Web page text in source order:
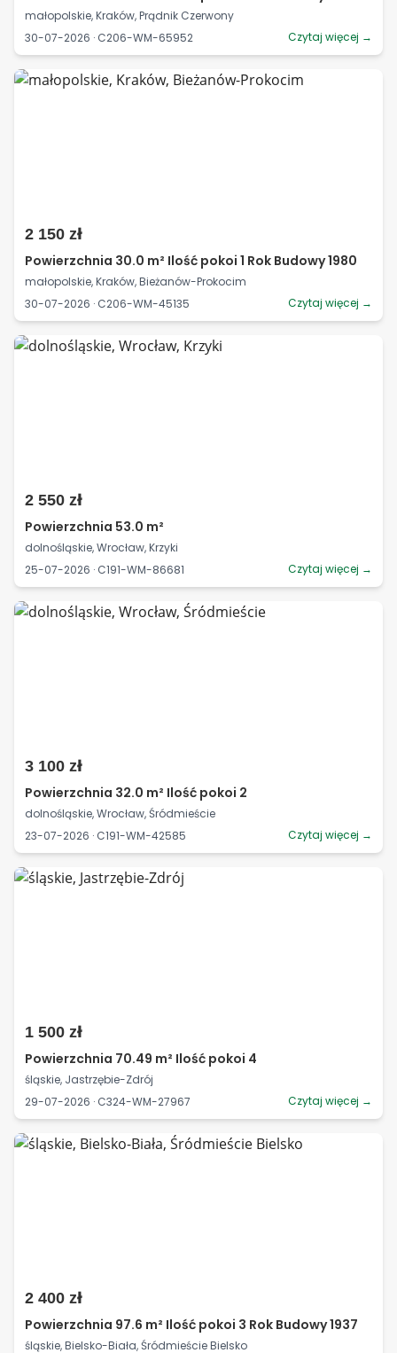
małopolskie, Kraków, Prądnik Czerwony
30-07-2026 · C206-WM-65952
Czytaj więcej →
2 150 zł
Powierzchnia 30.0 m² Ilość pokoi 1 Rok Budowy 1980
małopolskie, Kraków, Bieżanów-Prokocim
30-07-2026 · C206-WM-45135
Czytaj więcej →
2 550 zł
Powierzchnia 53.0 m²
dolnośląskie, Wrocław, Krzyki
25-07-2026 · C191-WM-86681
Czytaj więcej →
3 100 zł
Powierzchnia 32.0 m² Ilość pokoi 2
dolnośląskie, Wrocław, Śródmieście
23-07-2026 · C191-WM-42585
Czytaj więcej →
1 500 zł
Powierzchnia 70.49 m² Ilość pokoi 4
śląskie, Jastrzębie-Zdrój
29-07-2026 · C324-WM-27967
Czytaj więcej →
2 400 zł
Powierzchnia 97.6 m² Ilość pokoi 3 Rok Budowy 1937
śląskie, Bielsko-Biała, Śródmieście Bielsko